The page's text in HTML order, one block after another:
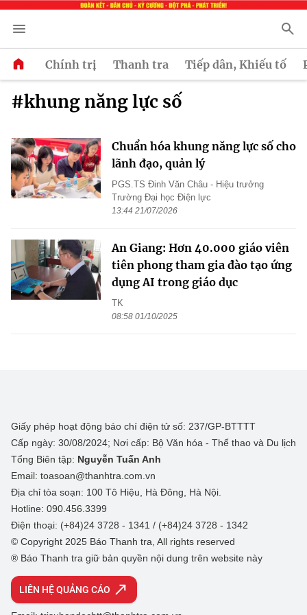
Chính trị Thanh tra Tiếp dân, Khiếu tố
#khung năng lực số
Chuẩn hóa khung năng lực số cho
lãnh đạo, quản lý
PGS.TS Đinh Văn Châu - Hiệu trưởng
Trường Đại học Điện lực
13:44 21/07/2026
An Giang: Hơn 40.000 giáo viên
tiên phong tham gia đào tạo ứng
dụng AI trong giáo dục
TK
08:58 01/10/2025
Giấy phép hoạt động báo chí điện tử số: 237/GP-BTTTT
Cấp ngày: 30/08/2024; Nơi cấp: Bộ Văn hóa - Thể thao và Du lịch
Tổng Biên tập: Nguyễn Tuấn Anh
Email: toasoan@thanhtra.com.vn
Địa chỉ tòa soạn: 100 Tô Hiệu, Hà Đông, Hà Nội.
Hotline: 090.456.3399
Điện thoại: (+84)24 3728 - 1341 / (+84)24 3728 - 1342
© Copyright 2025 Báo Thanh tra, All rights reserved
® Báo Thanh tra giữ bản quyền nội dung trên website này
LIÊN HỆ QUẢNG CÁO